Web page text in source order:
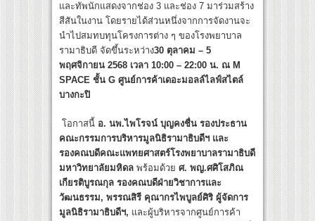
และทัพนักแสดงจากช่อง 3 และช่อง 7 มาร่วมสร้าง
สีสันในงาน โดยรายได้ส่วนหนึ่งจากการจัดงานจะ
นำไปสมทบทุนโครงการต่าง ๆ ของโรงพยาบาล
รามาธิบดี จัดขึ้นระหว่าง30 ตุลาคม – 5
พฤศจิกายน 2568 เวลา 10:00 – 22:00 น. ณ M
SPACE ชั้น G ศูนย์การค้าเดอะมอลล์ไลฟ์สไตล์
บางกะปิ
โอกาสนี้ อ. นพ.ไพโรจน์ บุญคงชื่น รองประธาน
คณะกรรมการบริหารมูลนิธิรามาธิบดีฯ และ
รองคณบดีคณะแพทยศาสตร์โรงพยาบาลรามาธิบดี
มหาวิทยาลัยมหิดล พร้อมด้วย ศ. พญ.ศศิโสภิณ
เกียรติบูรณกุล รองคณบดีฝ่ายวิชาการและ
วัฒนธรรม, พรรณสิรี คุณากรไพบูลย์ศิริ ผู้จัดการ
มูลนิธิรามาธิบดีฯ, และผู้บริหารจากศูนย์การค้า